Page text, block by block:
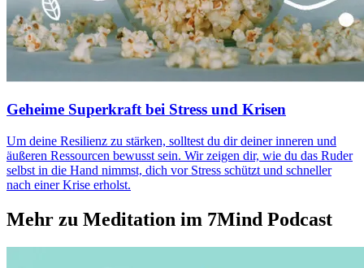
Geheime Superkraft bei Stress und Krisen
Um deine Resilienz zu stärken, solltest du dir deiner inneren und
äußeren Ressourcen bewusst sein. Wir zeigen dir, wie du das Ruder
selbst in die Hand nimmst, dich vor Stress schützt und schneller
nach einer Krise erholst.
Mehr zu Meditation im 7Mind Podcast